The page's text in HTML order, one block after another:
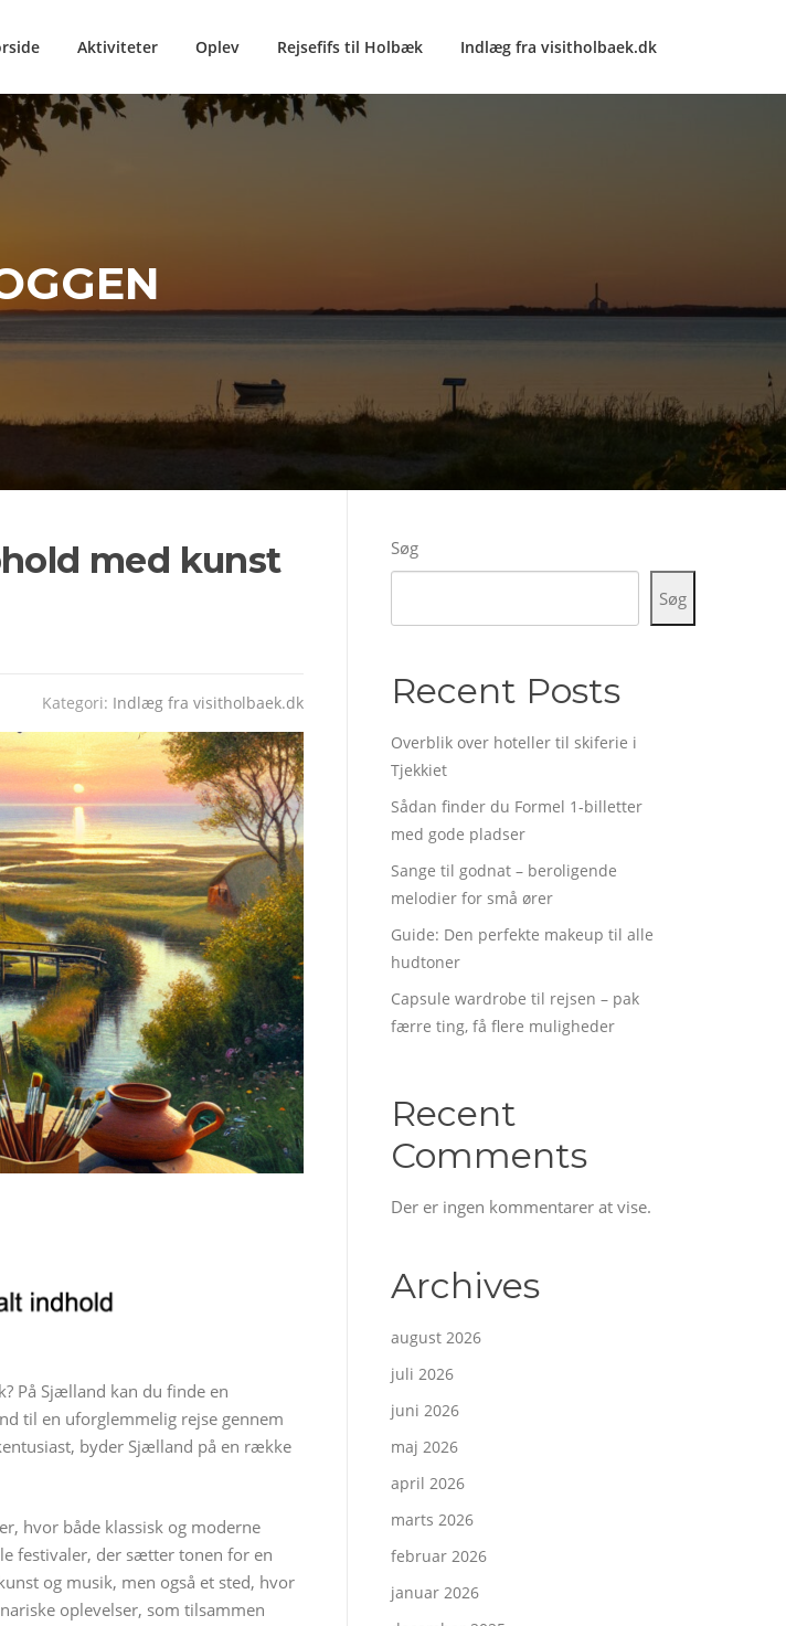
Aktiviteter Oplev Rejsefifs til Holbæk Indlæg fra visitholbaek.dk
med kunst
Kategori: Indlæg fra visitholbaek.dk
På Sjælland kan du finde en
til en uforglemmelig rejse gennem
byder Sjælland på en række
hvor både klassisk og moderne
festivaler, der sætter tonen for en
og musik, men også et sted, hvor
oplevelser, som tilsammen
Søg
Søg
Recent Posts
Overblik over hoteller til skiferie i
Tjekkiet
Sådan finder du Formel 1-billetter
med gode pladser
Sange til godnat – beroligende
melodier for små ører
Guide: Den perfekte makeup til alle
hudtoner
Capsule wardrobe til rejsen – pak
færre ting, få flere muligheder
Recent
Comments
Der er ingen kommentarer at vise.
Archives
august 2026
juli 2026
juni 2026
maj 2026
april 2026
marts 2026
februar 2026
januar 2026